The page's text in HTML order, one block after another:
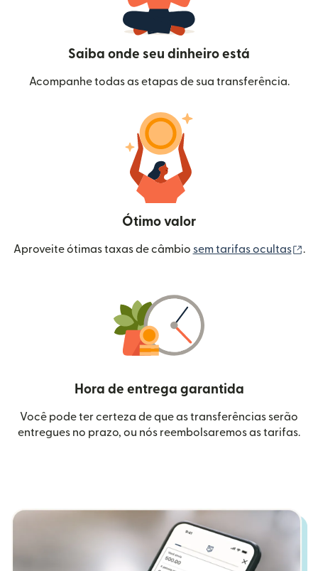
Saiba onde seu dinheiro está
Acompanhe todas as etapas de sua transferência.
Ótimo valor
Aproveite ótimas taxas de câmbio sem tarifas ocultas .
Hora de entrega garantida
Você pode ter certeza de que as transferências serão
entregues no prazo, ou nós reembolsaremos as tarifas.